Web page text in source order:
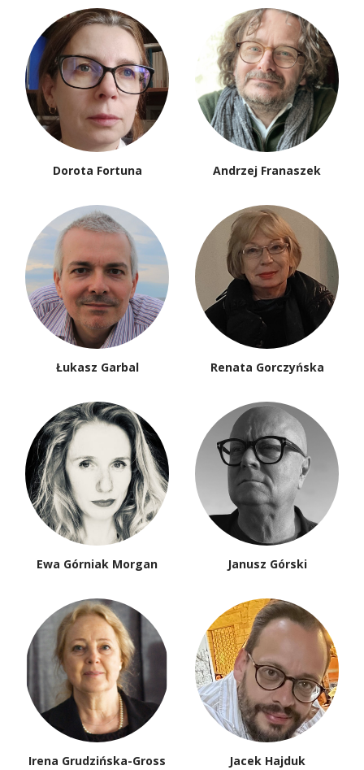
Dorota Fortuna Andrzej Franaszek
Łukasz Garbal Renata Gorczyńska
Ewa Górniak Morgan Janusz Górski
Irena Grudzińska-Gross Jacek Hajduk